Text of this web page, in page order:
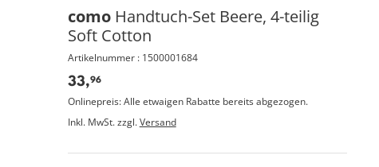
comoHandtuch-Set Beere, 4-teilig
Soft Cotton
Artikelnummer : 1500001684
33,96
Onlinepreis: Alle etwaigen Rabatte bereits abgezogen.
Inkl. MwSt. zzgl.Versand